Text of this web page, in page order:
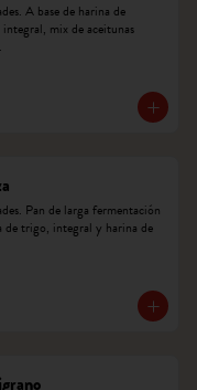
A base de harina de
mix de aceitunas
Pan de larga fermentación
de trigo, integral y harina de